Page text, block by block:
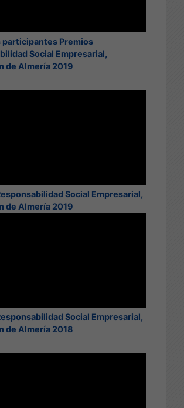
participantes Premios
Social Empresarial,
de Almería 2019
Social Empresarial,
de Almería 2019
Social Empresarial,
de Almería 2018